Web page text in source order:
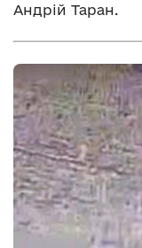
Андрій Таран.